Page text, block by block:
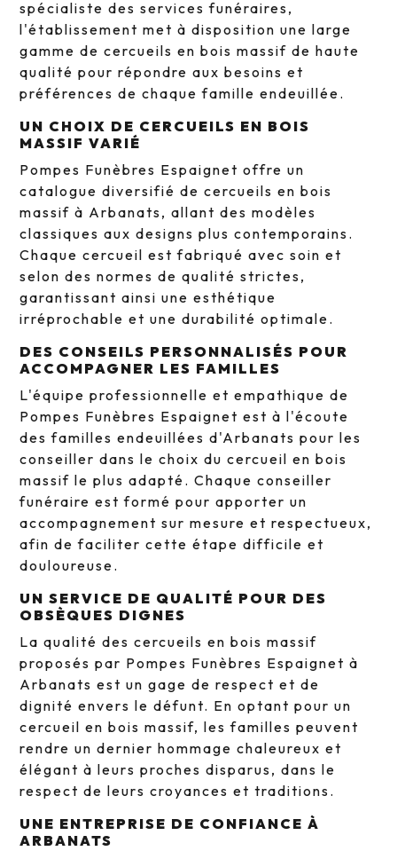
spécialiste des services funéraires,
l'établissement met à disposition une large
gamme de cercueils en bois massif de haute
qualité pour répondre aux besoins et
préférences de chaque famille endeuillée.
UN CHOIX DE CERCUEILS EN BOIS
MASSIF VARIÉ
Pompes Funèbres Espaignet offre un
catalogue diversifié de cercueils en bois
massif à Arbanats, allant des modèles
classiques aux designs plus contemporains.
Chaque cercueil est fabriqué avec soin et
selon des normes de qualité strictes,
garantissant ainsi une esthétique
irréprochable et une durabilité optimale.
DES CONSEILS PERSONNALISÉS POUR
ACCOMPAGNER LES FAMILLES
L'équipe professionnelle et empathique de
Pompes Funèbres Espaignet est à l'écoute
des familles endeuillées d'Arbanats pour les
conseiller dans le choix du cercueil en bois
massif le plus adapté. Chaque conseiller
funéraire est formé pour apporter un
accompagnement sur mesure et respectueux,
afin de faciliter cette étape difficile et
douloureuse.
UN SERVICE DE QUALITÉ POUR DES
OBSÈQUES DIGNES
La qualité des cercueils en bois massif
proposés par Pompes Funèbres Espaignet à
Arbanats est un gage de respect et de
dignité envers le défunt. En optant pour un
cercueil en bois massif, les familles peuvent
rendre un dernier hommage chaleureux et
élégant à leurs proches disparus, dans le
respect de leurs croyances et traditions.
UNE ENTREPRISE DE CONFIANCE À
ARBANATS